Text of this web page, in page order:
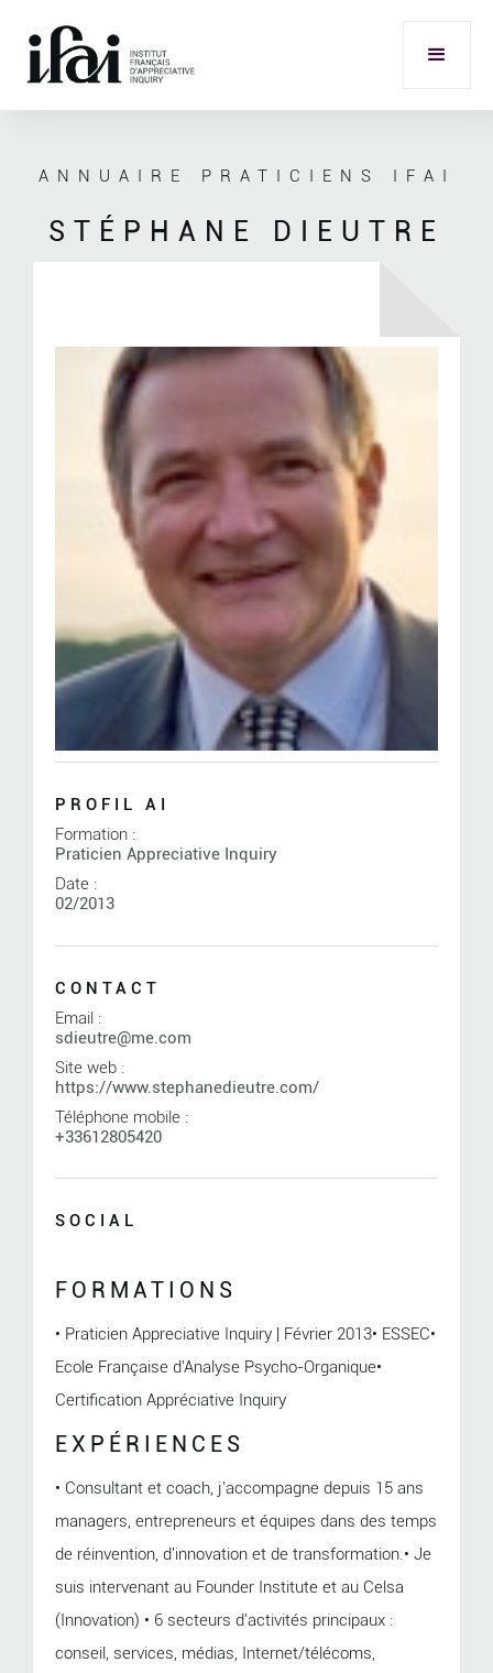
ANNUAIRE PRATICIENS IFAI
STÉPHANE DIEUTRE
PROFIL AI
Formation :
Praticien Appreciative Inquiry
Date :
02/2013
CONTACT
Email :
sdieutre@me.com
Site web :
https://www.stephanedieutre.com/
Téléphone mobile :
+33612805420
SOCIAL
FORMATIONS
• Praticien Appreciative Inquiry | Février 2013• ESSEC•
Ecole Française d'Analyse Psycho-Organique•
Certification Appréciative Inquiry
EXPÉRIENCES
• Consultant et coach, j'accompagne depuis 15 ans
managers, entrepreneurs et équipes dans des temps
de réinvention, d'innovation et de transformation.• Je
suis intervenant au Founder Institute et au Celsa
(Innovation) • 6 secteurs d'activités principaux :
conseil, services, médias, Internet/télécoms,